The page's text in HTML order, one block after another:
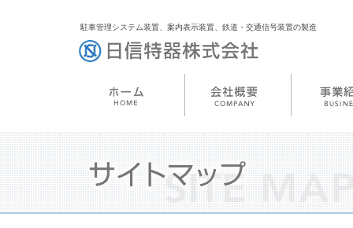
駐車管理システム装置、案内表示装置、鉄道・交通信号装置の製造